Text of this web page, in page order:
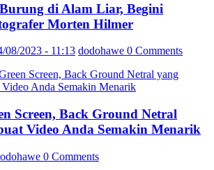
di Alam Liar, Begini
Morten Hilmer
08/2023 - 11:13 dodohawe 0 Comments
Screen, Back Ground Netral
Video Anda Semakin Menarik
0 Comments